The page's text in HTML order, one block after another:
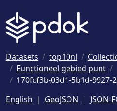
Datasets top10nl
Functioneel gebied punt
170fcf3b-03d1-5b1d-9927-
English
GeoJSON JSON-